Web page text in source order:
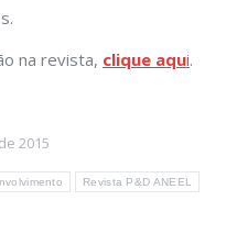
na revista, clique aqui.
2015
Revista P&D ANEEL